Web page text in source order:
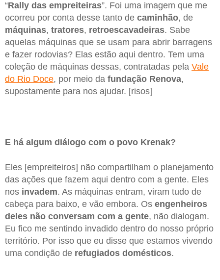
“Rally das empreiteiras”. Foi uma imagem que me
ocorreu por conta desse tanto de caminhão, de
máquinas, tratores, retroescavadeiras. Sabe
aquelas máquinas que se usam para abrir barragens
e fazer rodovias? Elas estão aqui dentro. Tem uma
coleção de máquinas dessas, contratadas pela Vale
do Rio Doce, por meio da fundação Renova,
supostamente para nos ajudar. [risos]
E há algum diálogo com o povo Krenak?
Eles [empreiteiros] não compartilham o planejamento
das ações que fazem aqui dentro com a gente. Eles
nos invadem. As máquinas entram, viram tudo de
cabeça para baixo, e vão embora. Os engenheiros
deles não conversam com a gente, não dialogam.
Eu fico me sentindo invadido dentro do nosso próprio
território. Por isso que eu disse que estamos vivendo
uma condição de refugiados domésticos.